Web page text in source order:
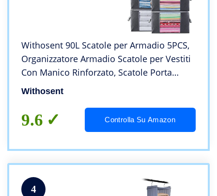
Withosent 90L Scatole per Armadio 5PCS,
Organizzatore Armadio Scatole per Vestiti
Con Manico Rinforzato, Scatole Porta
Vestiti Pieghevole Traspirante per
Grigio
Withosent
9.6 Controlla Su Amazon
4